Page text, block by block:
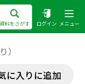
資料をさがす ログイン メニュー
に入りに追加